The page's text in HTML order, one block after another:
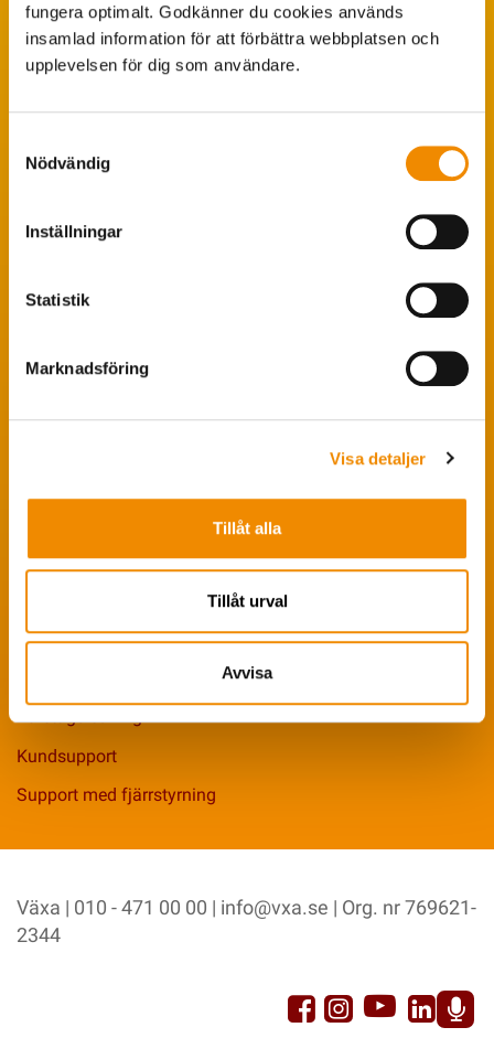
fungera optimalt. Godkänner du cookies används
insamlad information för att förbättra webbplatsen och
upplevelsen för dig som användare.
Nödvändig
Inställningar
Statistik
Marknadsföring
Visa detaljer
Tillåt alla
Tillåt urval
Avvisa
Seminservice
Fruktsamhetsservice
Ledarpraktikan
Insidan – förtroendevald
Medlemsinformation
Grafisk profil
Sök anställd
Företagsledning
Kundsupport
Support med fjärrstyrning
Växa | 010 - 471 00 00 | info@vxa.se | Org. nr 769621-
2344
Facebook
Instagram